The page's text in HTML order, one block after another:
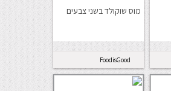
מוס שוקולד בשני צבעים
FoodisGood